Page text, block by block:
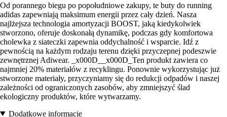
Od porannego biegu po popołudniowe zakupy, te buty do running
adidas zapewniają maksimum energii przez cały dzień. Nasza
najlżejsza technologia amortyzacji BOOST, jaką kiedykolwiek
stworzono, oferuje doskonałą dynamikę, podczas gdy komfortowa
cholewka z siateczki zapewnia oddychalność i wsparcie. Idź z
pewnością na każdym rodzaju terenu dzięki przyczepnej podeszwie
zewnętrznej Adiwear. _x000D__x000D_Ten produkt zawiera co
najmniej 20% materiałów z recyklingu. Ponownie wykorzystując już
stworzone materiały, przyczyniamy się do redukcji odpadów i naszej
zależności od ograniczonych zasobów, aby zmniejszyć ślad
ekologiczny produktów, które wytwarzamy.
Dodatkowe informacje